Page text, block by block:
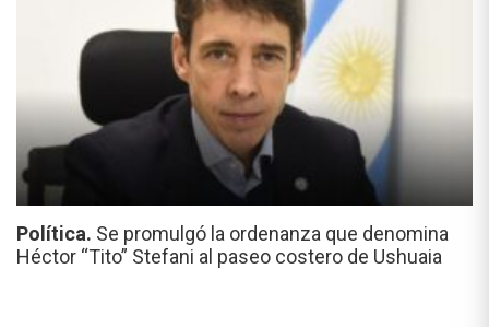
Política. Se promulgó la ordenanza que denomina
Héctor “Tito” Stefani al paseo costero de Ushuaia